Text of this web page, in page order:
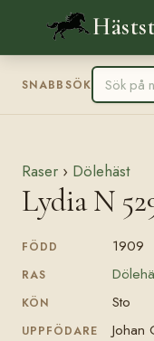
SNABBSÖK
Raser › Dölehäst
Lydia N
FÖDD 1909
RAS
KÖN Sto
UPPFÖDARE Johan